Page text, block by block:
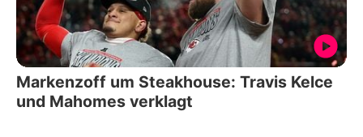
Markenzoff um Steakhouse: Travis Kelce
und Mahomes verklagt